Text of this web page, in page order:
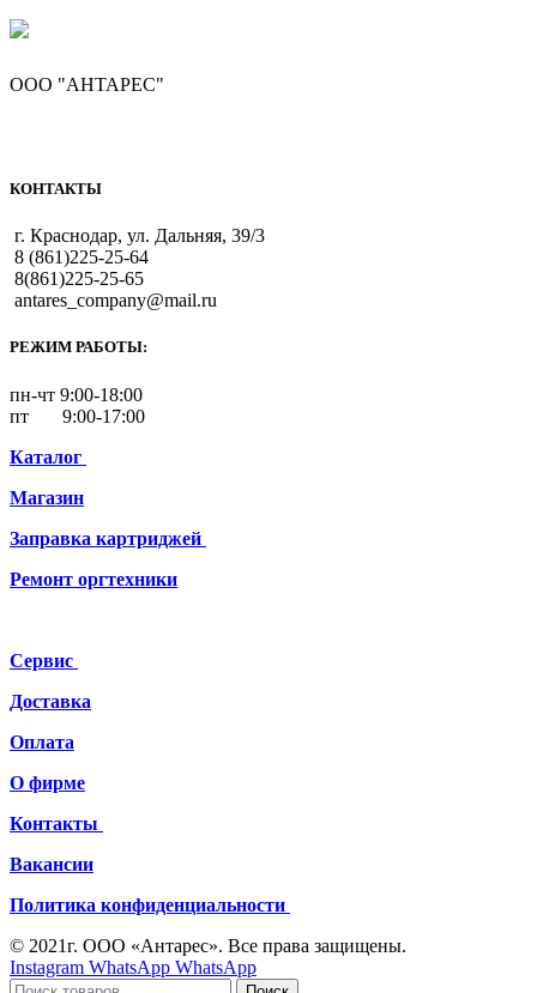
ООО "АНТАРЕС"
КОНТАКТЫ
г. Краснодар, ул. Дальняя, 39/3
8 (861)225-25-64
8(861)225-25-65
antares_company@mail.ru
РЕЖИМ РАБОТЫ:
пн-чт 9:00-18:00
пт 9:00-17:00
Каталог
Магазин
Заправка картриджей
Ремонт оргтехники
Сервис
Доставка
Оплата
О фирме
Контакты
Вакансии
Политика конфиденциальности
© 2021г. ООО «Антарес». Все права защищены.
Instagram WhatsApp WhatsApp